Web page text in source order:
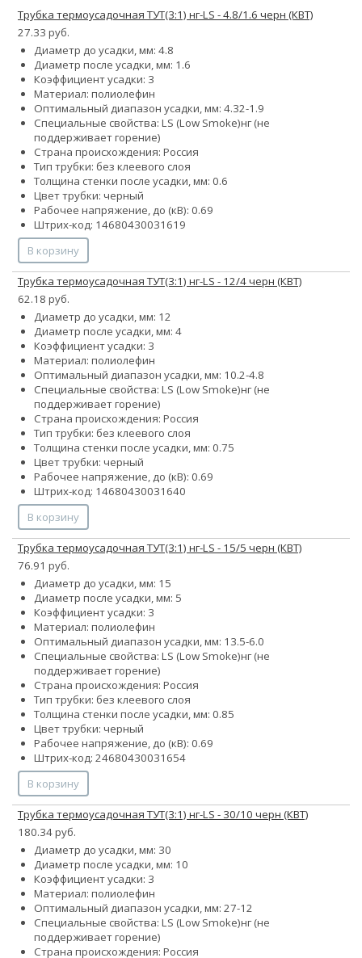
Трубка термоусадочная ТУТ(3:1) нг-LS - 4.8/1.6 черн (КВТ)
27.33 руб.
Диаметр до усадки, мм: 4.8
Диаметр после усадки, мм: 1.6
Коэффициент усадки: 3
Материал: полиолефин
Оптимальный диапазон усадки, мм: 4.32-1.9
Специальные свойства: LS (Low Smoke)нг (не
поддерживает горение)
Страна происхождения: Россия
Тип трубки: без клеевого слоя
Толщина стенки после усадки, мм: 0.6
Цвет трубки: черный
Рабочее напряжение, до (кВ): 0.69
Штрих-код: 14680430031619
В корзину
Трубка термоусадочная ТУТ(3:1) нг-LS - 12/4 черн (КВТ)
62.18 руб.
Диаметр до усадки, мм: 12
Диаметр после усадки, мм: 4
Коэффициент усадки: 3
Материал: полиолефин
Оптимальный диапазон усадки, мм: 10.2-4.8
Специальные свойства: LS (Low Smoke)нг (не
поддерживает горение)
Страна происхождения: Россия
Тип трубки: без клеевого слоя
Толщина стенки после усадки, мм: 0.75
Цвет трубки: черный
Рабочее напряжение, до (кВ): 0.69
Штрих-код: 14680430031640
В корзину
Трубка термоусадочная ТУТ(3:1) нг-LS - 15/5 черн (КВТ)
76.91 руб.
Диаметр до усадки, мм: 15
Диаметр после усадки, мм: 5
Коэффициент усадки: 3
Материал: полиолефин
Оптимальный диапазон усадки, мм: 13.5-6.0
Специальные свойства: LS (Low Smoke)нг (не
поддерживает горение)
Страна происхождения: Россия
Тип трубки: без клеевого слоя
Толщина стенки после усадки, мм: 0.85
Цвет трубки: черный
Рабочее напряжение, до (кВ): 0.69
Штрих-код: 24680430031654
В корзину
Трубка термоусадочная ТУТ(3:1) нг-LS - 30/10 черн (КВТ)
180.34 руб.
Диаметр до усадки, мм: 30
Диаметр после усадки, мм: 10
Коэффициент усадки: 3
Материал: полиолефин
Оптимальный диапазон усадки, мм: 27-12
Специальные свойства: LS (Low Smoke)нг (не
поддерживает горение)
Страна происхождения: Россия